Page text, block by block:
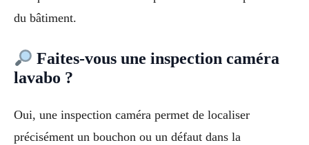
du bâtiment.
Faites-vous une inspection caméra
lavabo ?
Oui, une inspection caméra permet de localiser
précisément un bouchon ou un défaut dans la